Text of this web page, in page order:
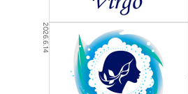
2026.6.14